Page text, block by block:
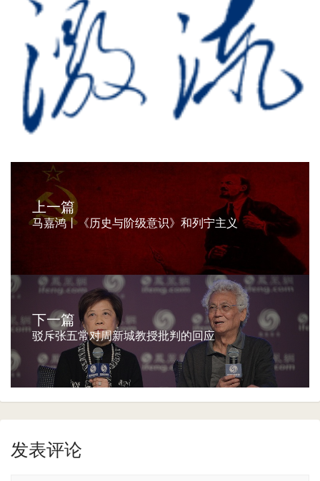
上一篇
马嘉鸿丨《历史与阶级意识》和列宁主义
下一篇
驳斥张五常对周新城教授批判的回应
发表评论